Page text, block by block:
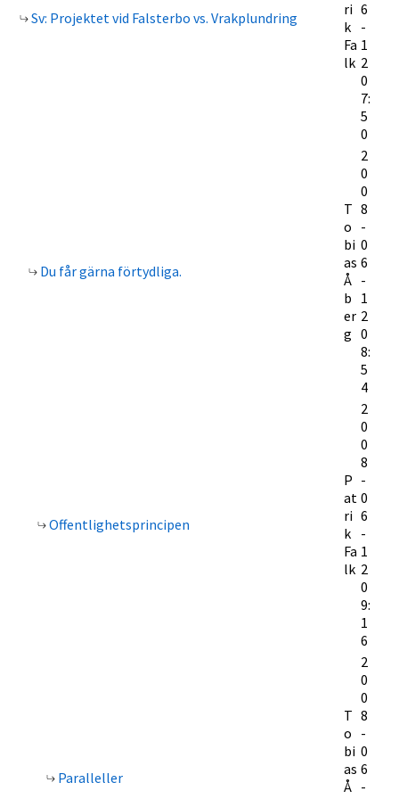
Sv: Projektet vid Falsterbo vs. Vrakplundring
ri
k
Fa
lk
6
-
1
2
0
7:
5
0
Du får gärna förtydliga.
T
o
bi
as
Å
b
er
g
2
0
0
8
-
0
6
-
1
2
0
8:
5
4
Offentlighetsprincipen
P
at
ri
k
Fa
lk
2
0
0
8
-
0
6
-
1
2
0
9:
1
6
Paralleller
T
o
bi
as
Å
2
0
0
8
-
0
6
-